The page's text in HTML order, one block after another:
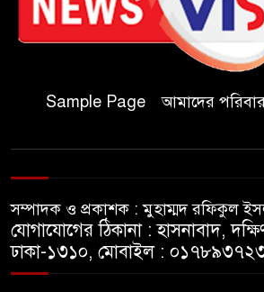
‎বিলাসিতায়
জনগণ ‎
বিদ্যালয়ের
মামলা
চকরিয়ায়
Sample Page আমাদের
সম্পাদক ও প্রকাশক : মুহাম্মদ রফিকুল
যোগাযোগের ঠিকানা : হাসনাবাদ,
ঢাকা-১৩১০, মোবাইল :